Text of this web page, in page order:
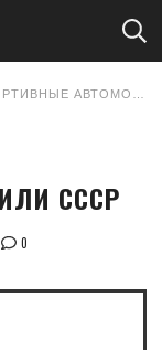
АВТОМОБИЛИ СССР
СССР
0